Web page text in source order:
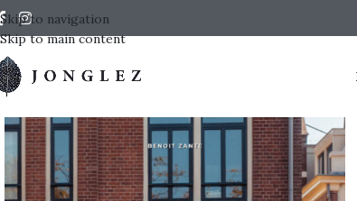
Skip to navigation
Skip to main content